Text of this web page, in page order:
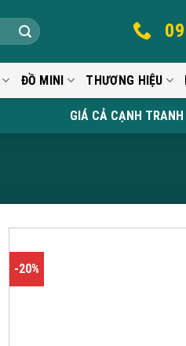
ĐỒ MINI THƯƠNG HIỆU
GIÁ CẢ CẠNH TRANH
-20%